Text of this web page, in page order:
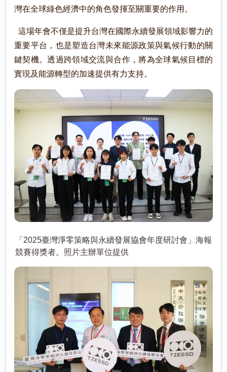
灣在全球綠色經濟中的角色發揮至關重要的作用。
這場年會不僅是提升台灣在國際永續發展領域影響力的
重要平台，也是塑造台灣未來能源政策與氣候行動的關
鍵契機。透過跨領域交流與合作，將為全球氣候目標的
實現及能源轉型的加速提供有力支持。
「2025臺灣淨零策略與永續發展協會年度研討會」海報
競賽得獎者。照片主辦單位提供